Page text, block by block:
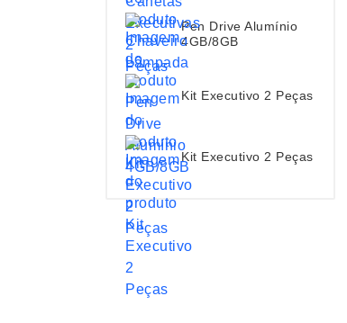
Pen Drive Alumínio
4GB/8GB
Kit Executivo 2 Peças
Kit Executivo 2 Peças